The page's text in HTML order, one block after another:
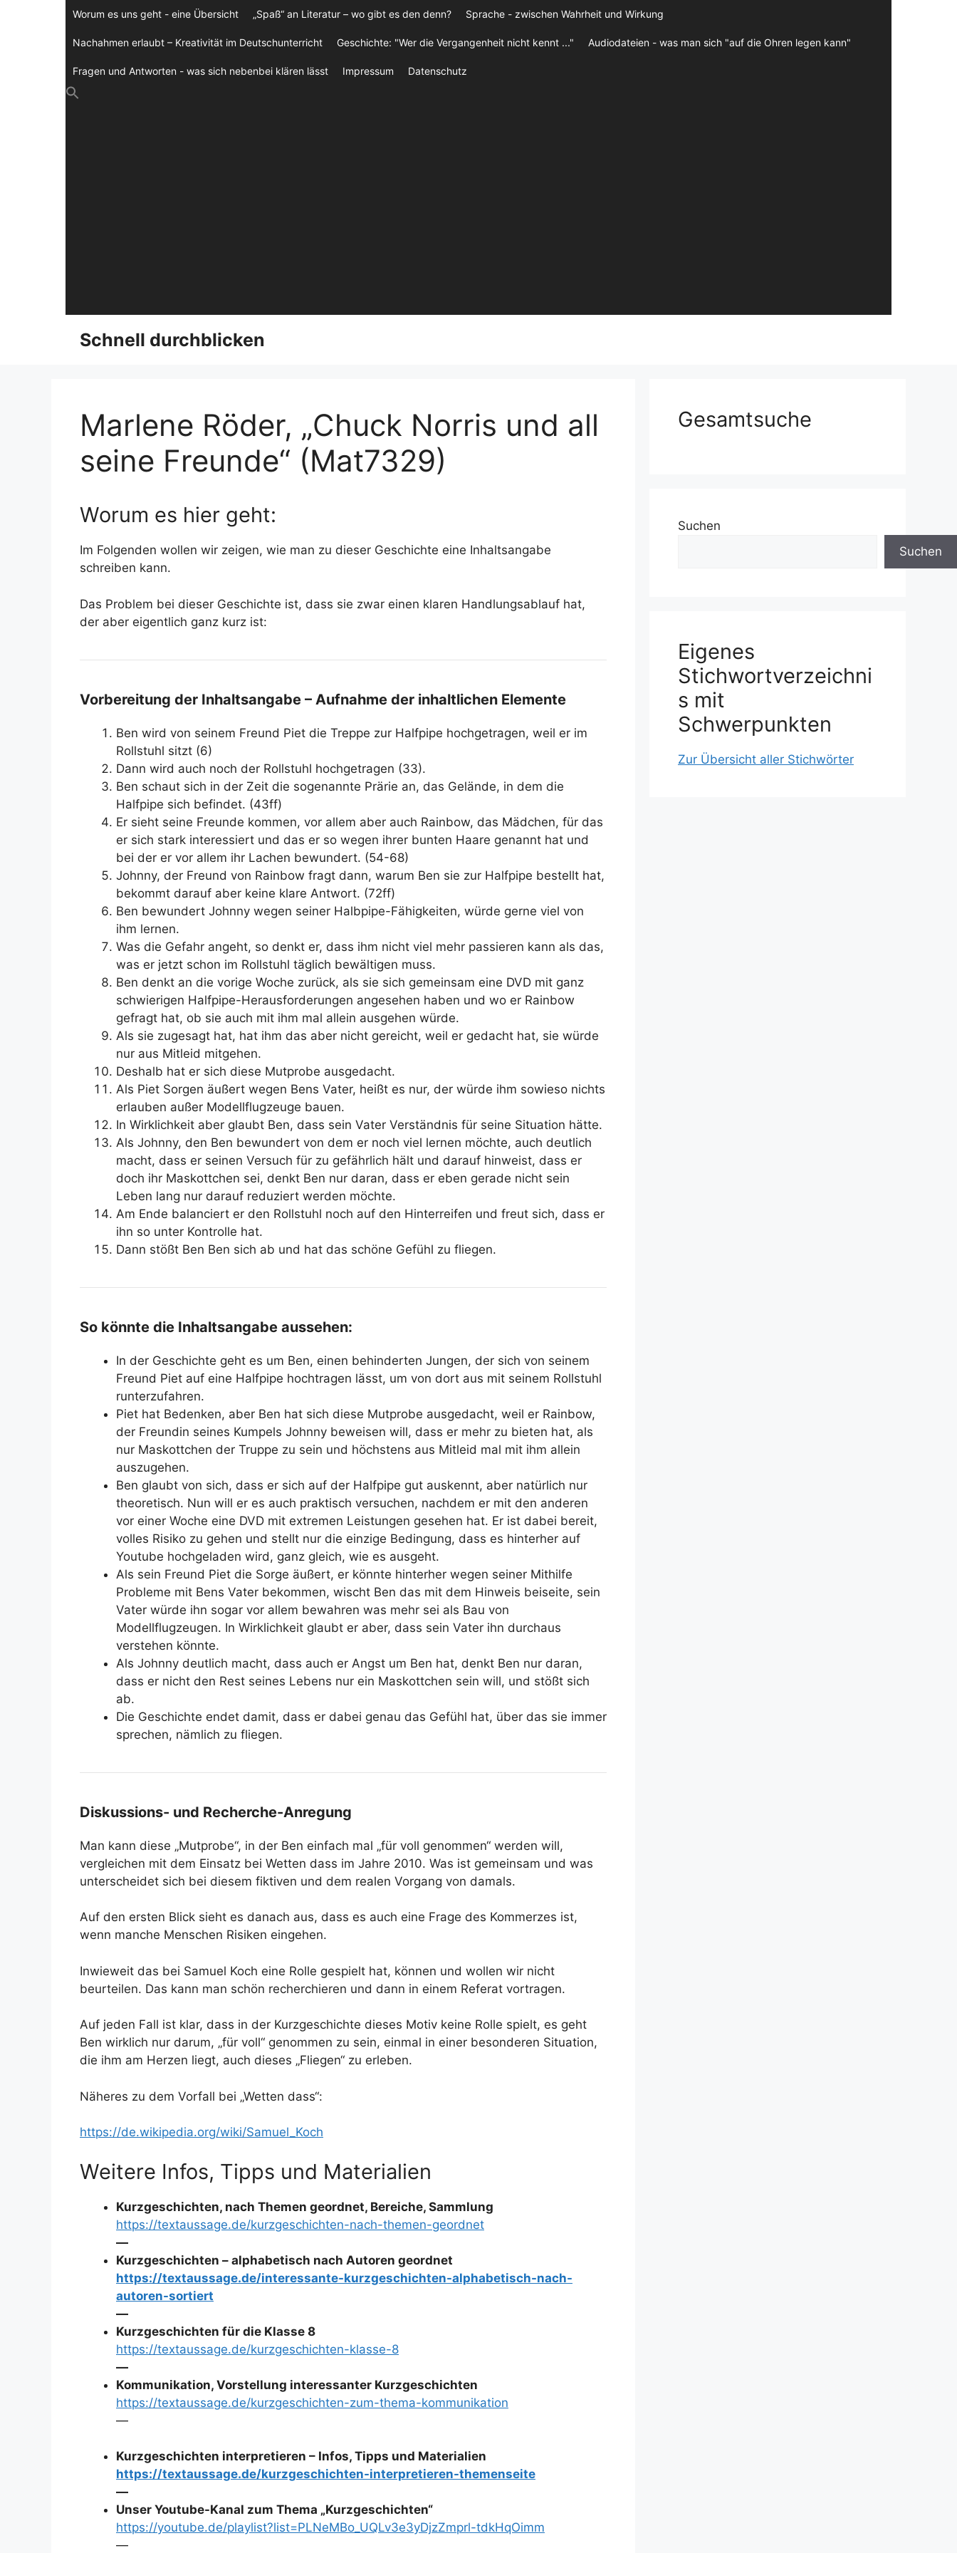
Worum es uns geht - eine Übersicht „Spaß“ an Literatur – wo gibt es den denn? Sprache - zwischen Wahrheit und Wirkung
Nachahmen erlaubt – Kreativität im Deutschunterricht Geschichte: "Wer die Vergangenheit nicht kennt ..." Audiodateien - was man sich "auf die Ohren legen kann"
Fragen und Antworten - was sich nebenbei klären lässt Impressum Datenschutz
Schnell durchblicken
Marlene Röder, „Chuck Norris und all
seine Freunde“ (Mat7329)
Worum es hier geht:
Im Folgenden wollen wir zeigen, wie man zu dieser Geschichte eine Inhaltsangabe
schreiben kann.
Das Problem bei dieser Geschichte ist, dass sie zwar einen klaren Handlungsablauf hat,
der aber eigentlich ganz kurz ist:
Vorbereitung der Inhaltsangabe – Aufnahme der inhaltlichen Elemente
Ben wird von seinem Freund Piet die Treppe zur Halfpipe hochgetragen, weil er im
Rollstuhl sitzt (6)
Dann wird auch noch der Rollstuhl hochgetragen (33).
Ben schaut sich in der Zeit die sogenannte Prärie an, das Gelände, in dem die
Halfpipe sich befindet. (43ff)
Er sieht seine Freunde kommen, vor allem aber auch Rainbow, das Mädchen, für das
er sich stark interessiert und das er so wegen ihrer bunten Haare genannt hat und
bei der er vor allem ihr Lachen bewundert. (54-68)
Johnny, der Freund von Rainbow fragt dann, warum Ben sie zur Halfpipe bestellt hat,
bekommt darauf aber keine klare Antwort. (72ff)
Ben bewundert Johnny wegen seiner Halbpipe-Fähigkeiten, würde gerne viel von
ihm lernen.
Was die Gefahr angeht, so denkt er, dass ihm nicht viel mehr passieren kann als das,
was er jetzt schon im Rollstuhl täglich bewältigen muss.
Ben denkt an die vorige Woche zurück, als sie sich gemeinsam eine DVD mit ganz
schwierigen Halfpipe-Herausforderungen angesehen haben und wo er Rainbow
gefragt hat, ob sie auch mit ihm mal allein ausgehen würde.
Als sie zugesagt hat, hat ihm das aber nicht gereicht, weil er gedacht hat, sie würde
nur aus Mitleid mitgehen.
Deshalb hat er sich diese Mutprobe ausgedacht.
Als Piet Sorgen äußert wegen Bens Vater, heißt es nur, der würde ihm sowieso nichts
erlauben außer Modellflugzeuge bauen.
In Wirklichkeit aber glaubt Ben, dass sein Vater Verständnis für seine Situation hätte.
Als Johnny, den Ben bewundert von dem er noch viel lernen möchte, auch deutlich
macht, dass er seinen Versuch für zu gefährlich hält und darauf hinweist, dass er
doch ihr Maskottchen sei, denkt Ben nur daran, dass er eben gerade nicht sein
Leben lang nur darauf reduziert werden möchte.
Am Ende balanciert er den Rollstuhl noch auf den Hinterreifen und freut sich, dass er
ihn so unter Kontrolle hat.
Dann stößt Ben Ben sich ab und hat das schöne Gefühl zu fliegen.
So könnte die Inhaltsangabe aussehen:
In der Geschichte geht es um Ben, einen behinderten Jungen, der sich von seinem
Freund Piet auf eine Halfpipe hochtragen lässt, um von dort aus mit seinem Rollstuhl
runterzufahren.
Piet hat Bedenken, aber Ben hat sich diese Mutprobe ausgedacht, weil er Rainbow,
der Freundin seines Kumpels Johnny beweisen will, dass er mehr zu bieten hat, als
nur Maskottchen der Truppe zu sein und höchstens aus Mitleid mal mit ihm allein
auszugehen.
Ben glaubt von sich, dass er sich auf der Halfpipe gut auskennt, aber natürlich nur
theoretisch. Nun will er es auch praktisch versuchen, nachdem er mit den anderen
vor einer Woche eine DVD mit extremen Leistungen gesehen hat. Er ist dabei bereit,
volles Risiko zu gehen und stellt nur die einzige Bedingung, dass es hinterher auf
Youtube hochgeladen wird, ganz gleich, wie es ausgeht.
Als sein Freund Piet die Sorge äußert, er könnte hinterher wegen seiner Mithilfe
Probleme mit Bens Vater bekommen, wischt Ben das mit dem Hinweis beiseite, sein
Vater würde ihn sogar vor allem bewahren was mehr sei als Bau von
Modellflugzeugen. In Wirklichkeit glaubt er aber, dass sein Vater ihn durchaus
verstehen könnte.
Als Johnny deutlich macht, dass auch er Angst um Ben hat, denkt Ben nur daran,
dass er nicht den Rest seines Lebens nur ein Maskottchen sein will, und stößt sich
ab.
Die Geschichte endet damit, dass er dabei genau das Gefühl hat, über das sie immer
sprechen, nämlich zu fliegen.
Diskussions- und Recherche-Anregung
Man kann diese „Mutprobe“, in der Ben einfach mal „für voll genommen“ werden will,
vergleichen mit dem Einsatz bei Wetten dass im Jahre 2010. Was ist gemeinsam und was
unterscheidet sich bei diesem fiktiven und dem realen Vorgang von damals.
Auf den ersten Blick sieht es danach aus, dass es auch eine Frage des Kommerzes ist,
wenn manche Menschen Risiken eingehen.
Inwieweit das bei Samuel Koch eine Rolle gespielt hat, können und wollen wir nicht
beurteilen. Das kann man schön recherchieren und dann in einem Referat vortragen.
Auf jeden Fall ist klar, dass in der Kurzgeschichte dieses Motiv keine Rolle spielt, es geht
Ben wirklich nur darum, „für voll“ genommen zu sein, einmal in einer besonderen Situation,
die ihm am Herzen liegt, auch dieses „Fliegen“ zu erleben.
Näheres zu dem Vorfall bei „Wetten dass“:
https://de.wikipedia.org/wiki/Samuel_Koch
Weitere Infos, Tipps und Materialien
Kurzgeschichten, nach Themen geordnet, Bereiche, Sammlung
https://textaussage.de/kurzgeschichten-nach-themen-geordnet
—
Kurzgeschichten – alphabetisch nach Autoren geordnet
https://textaussage.de/interessante-kurzgeschichten-alphabetisch-nach-
autoren-sortiert
—
Kurzgeschichten für die Klasse 8
https://textaussage.de/kurzgeschichten-klasse-8
—
Kommunikation, Vorstellung interessanter Kurzgeschichten
https://textaussage.de/kurzgeschichten-zum-thema-kommunikation
—
Kurzgeschichten interpretieren – Infos, Tipps und Materialien
https://textaussage.de/kurzgeschichten-interpretieren-themenseite
—
Unser Youtube-Kanal zum Thema „Kurzgeschichten“
https://youtube.de/playlist?list=PLNeMBo_UQLv3e3yDjzZmprl-tdkHqOimm
—
Gesamtsuche
Suchen
Suchen
Eigenes
Stichwortverzeichni
s mit
Schwerpunkten
Zur Übersicht aller Stichwörter